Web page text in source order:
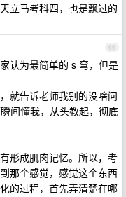
立马考科四，也是飘过的
66
认为最简单的 s 弯，但是
就告诉老师我别的没啥问
间懂我，从头教起，彻底
形成肌肉记忆。所以，考
那个感觉，感觉这个东西
的过程，首先弄清楚在哪